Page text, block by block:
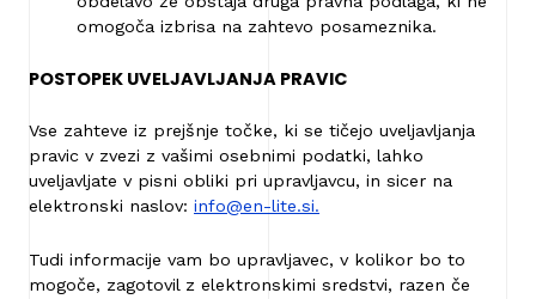
omogoča izbrisa na zahtevo posameznika.
POSTOPEK UVELJAVLJANJA PRAVIC
Vse zahteve iz prejšnje točke, ki se tičejo uveljavljanja
pravic v zvezi z vašimi osebnimi podatki, lahko
uveljavljate v pisni obliki pri upravljavcu, in sicer na
elektronski naslov: info@en-lite.si.
Tudi informacije vam bo upravljavec, v kolikor bo to
mogoče, zagotovil z elektronskimi sredstvi, razen če